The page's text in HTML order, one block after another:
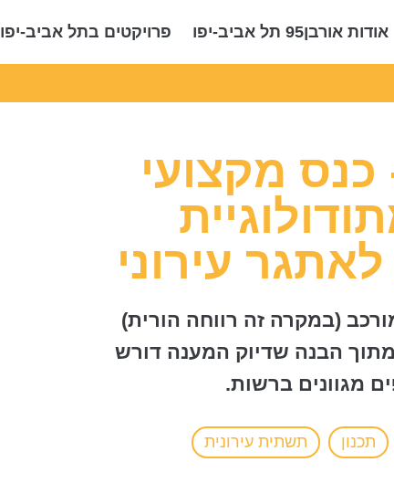
אודות אורבן95 תל אביב-יפו פרויקטים בתל אביב-יפו
מקצועי
עירוני
(במקרה זה רווחה הורית)
מתוך הבנה שדיוק המענה דורש
מגוונים ברשות.
תכנון תשתית עירונית